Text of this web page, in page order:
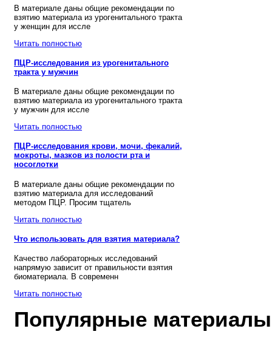
В материале даны общие рекомендации по
взятию материала из урогенитального тракта
у женщин для иссле
Читать полностью
ПЦР-исследования из урогенитального
тракта у мужчин
В материале даны общие рекомендации по
взятию материала из урогенитального тракта
у мужчин для иссле
Читать полностью
ПЦР-исследования крови, мочи, фекалий,
мокроты, мазков из полости рта и
носоглотки
В материале даны общие рекомендации по
взятию материала для исследований
методом ПЦР. Просим тщатель
Читать полностью
Что использовать для взятия материала?
Качество лабораторных исследований
напрямую зависит от правильности взятия
биоматериала. В современн
Читать полностью
Популярные материалы